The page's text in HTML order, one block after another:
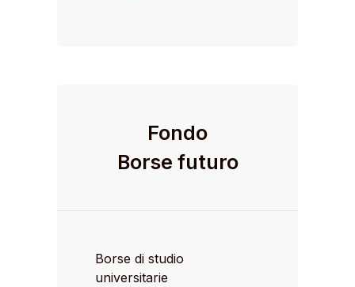
Fondo
Borse futuro
Borse di studio
universitarie